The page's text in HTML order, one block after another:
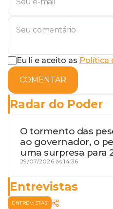
Eu li e aceito as Política
COMENTAR
Radar do Poder
O tormento das
ao governador, o
uma surpresa para
terceira guerra
29/07/2026 às 14:36
Entrevistas
ENTREVISTAS